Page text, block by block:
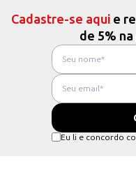
Cadastre-se aqui e
de 5%
Eu li e concordo